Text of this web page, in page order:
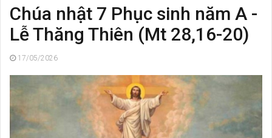
Chúa nhật 7 Phục sinh năm A -
Lễ Thăng Thiên (Mt 28,16-20)
17/05/2026